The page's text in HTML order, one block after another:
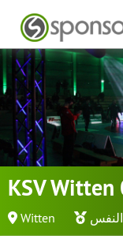
KSV Witten
Witten